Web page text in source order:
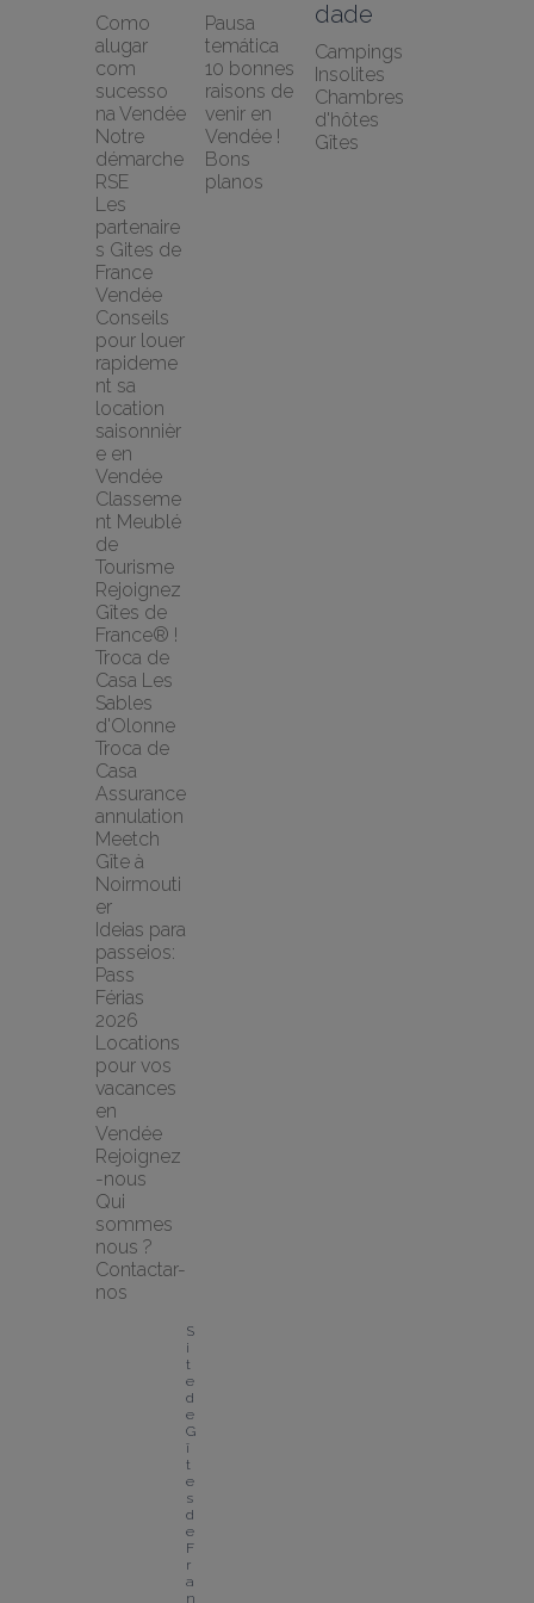
Como
alugar
com
sucesso
na Vendée
Notre
démarche
RSE
Les
partenaire
s Gites de
France
Vendée
Conseils
pour louer
rapideme
nt sa
location
saisonnièr
e en
Vendée
Classeme
nt Meublé
de
Tourisme
Rejoignez
Gîtes de
France® !
Troca de
Casa Les
Sables
d'Olonne
Troca de
Casa
Assurance
annulation
Meetch
Gîte à
Noirmouti
er
Ideias para
passeios:
Pass
Férias
2026
Locations
pour vos
vacances
en
Vendée
Rejoignez
-nous
Qui
sommes
nous ?
Contactar-
nos
Pausa
temática
10 bonnes
raisons de
venir en
Vendée !
Bons
planos
dade
Campings
Insolites
Chambres
d'hôtes
Gîtes
S
i
t
e
d
e
G
î
t
e
s
d
e
F
r
a
n